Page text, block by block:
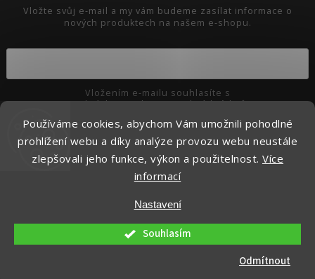
Používáme cookies, abychom Vám umožnili pohodlné
prohlížení webu a díky analýze provozu webu neustále
zlepšovali jeho funkce, výkon a použitelnost. Více
informací
Nastavení
Odmítnout
Souhlasím
Vložte svůj e-mail a my vám budeme zasílat informace o
nových produktech na našem e-shopu.
podmínkami ochrany osobních údajů
Přihlásit se
Upravit nastavení cookies
Shoptet| Design